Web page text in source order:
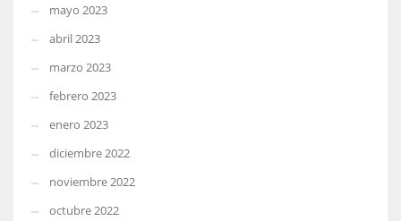
mayo 2023
abril 2023
marzo 2023
febrero 2023
enero 2023
diciembre 2022
noviembre 2022
octubre 2022